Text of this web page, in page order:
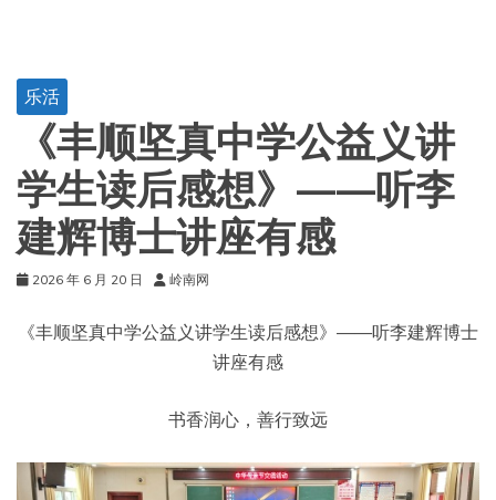
乐活
《丰顺坚真中学公益义讲
学生读后感想》——听李
建辉博士讲座有感
2026 年 6 月 20 日 岭南网
《丰顺坚真中学公益义讲学生读后感想》——听李建辉博士
讲座有感
书香润心，善行致远